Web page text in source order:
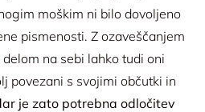
moškim ni bilo dovoljeno
pismenosti. Z ozaveščanjem
na sebi lahko tudi oni
povezani s svojimi občutki in
je zato potrebna odločitev